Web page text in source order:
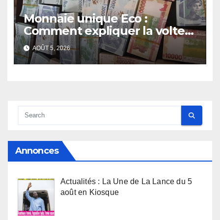
Monnaie unique Eco :
Comment expliquer la volte-
face de la Guinée
AOÛT 5, 2026
Annonces
Actualités : La Une de La Lance du 5
août en Kiosque